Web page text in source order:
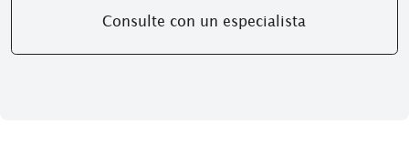
Consulte con un especialista